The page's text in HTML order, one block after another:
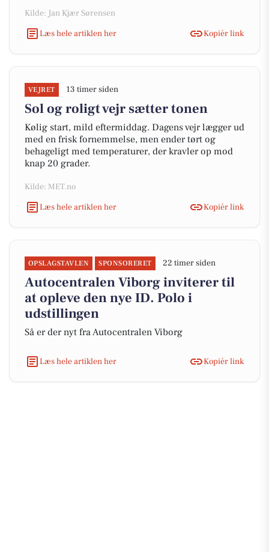
Kilde: Jan Kjær Sørensen
Læs hele artiklen her
Kopiér link
VEJRET 13 timer siden
Sol og roligt vejr sætter tonen
Kølig start, mild eftermiddag. Dagens vejr lægger ud
med en frisk fornemmelse, men ender tørt og
behageligt med temperaturer, der kravler op mod
knap 20 grader.
Kilde: MET.no
Læs hele artiklen her
Kopiér link
OPSLAGSTAVLEN SPONSORERET 22 timer siden
Autocentralen Viborg inviterer til
at opleve den nye ID. Polo i
udstillingen
Så er der nyt fra Autocentralen Viborg
Læs hele artiklen her Kopiér link